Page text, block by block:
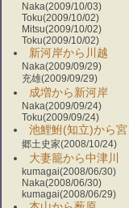
Naka(2009/10/03)
Toku(2009/10/02)
Mitsu(2009/10/02)
Toku(2009/10/02)
新河岸から川越
Naka(2009/09/29)
充雄(2009/09/29)
成増から新河岸
Naka(2009/09/24)
Toku(2009/09/24)
池鯉鮒(知立)から宮
郷土史家(2008/10/24)
大妻籠から中津川
kumagai(2008/06/30)
Naka(2008/06/30)
kumagai(2008/06/29)